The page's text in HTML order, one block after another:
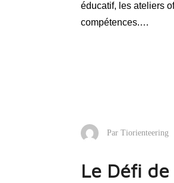
éducatif, les ateliers
compétences.…
Par Tiorienteering
Le Défi